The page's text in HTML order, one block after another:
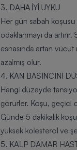
3. DAHA İYİ UYKU
Her gün sabah
odaklanmayı da
esnasında artan vücut
azalmış olur.
4. KAN BASINCINI
Hangi düzeyde
görürler. Koşu, geçici
Günde 5 dakikalık
yüksek kolesterol ve
5. KALP DAMAR